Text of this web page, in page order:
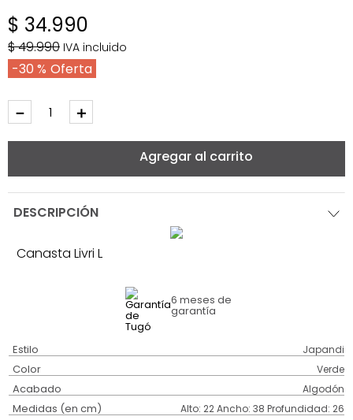
$ 34.990
$49.990 IVA incluido
30 %
＋
－
Agregar al carrito
DESCRIPCIÓN
Canasta Livri L
6 meses de
garantía
Estilo Japandi
Color Verde
Acabado Algodón
Medidas (en cm) Alto: 22 Ancho: 38 Profundidad: 26